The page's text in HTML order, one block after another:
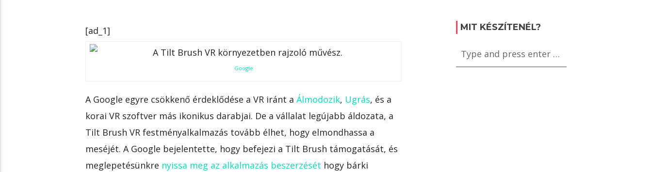
[ad_1]
Google
A Google egyre csökkenő érdeklődése a VR iránt a Álmodozik, Ugrás, és a
korai VR szoftver más ikonikus darabjai. De a vállalat legújabb áldozata, a
Tilt Brush VR festményalkalmazás tovább élhet, hogy elmondhassa a
meséjét. A Google bejelentette, hogy befejezi a Tilt Brush támogatását, és
meglepetésünkre nyissa meg az alkalmazás beszerzését hogy bárki
MIT KÉSZÍTENÉL?